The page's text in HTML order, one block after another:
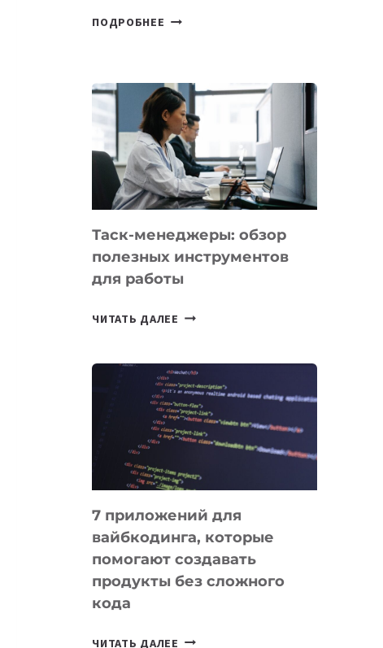
ПОДРОБНЕЕ
НОВЫЕ
ПРЕДМЕТЫ
ПО
ИСКУССТВЕННОМУ
ИНТЕЛЛЕКТУ
Таск-менеджеры: обзор
полезных инструментов
для работы
ЧИТАТЬ ДАЛЕЕ ТАСК-
ПОЛЕЗНЫХ
ИНСТРУМЕНТОВ
ДЛЯ
РАБОТЫ
7 приложений для
вайбкодинга, которые
помогают создавать
продукты без сложного
кода
ЧИТАТЬ ДАЛЕЕ